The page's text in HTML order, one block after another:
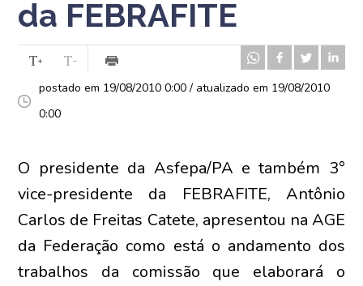
da FEBRAFITE
postado em 19/08/2010 0:00 / atualizado em 19/08/2010
0:00
O presidente da Asfepa/PA e também 3°
vice-presidente da FEBRAFITE, Antônio
Carlos de Freitas Catete, apresentou na AGE
da Federação como está o andamento dos
trabalhos da comissão que elaborará o